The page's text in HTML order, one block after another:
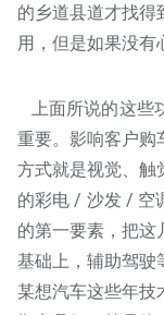
的乡道县道才找得
用，但是如果没有
上面所说的这些
重要。影响客户购
方式就是视觉、触
的彩电 / 沙发 / 空
的第一要素，把这
基础上，辅助驾驶
某想汽车这些年技